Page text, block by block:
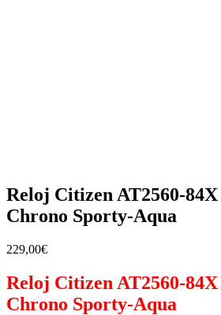
Reloj Citizen AT2560-
Chrono Sporty-Aqua
229,00€
Reloj Citizen AT2560-
Chrono Sporty-Aqua